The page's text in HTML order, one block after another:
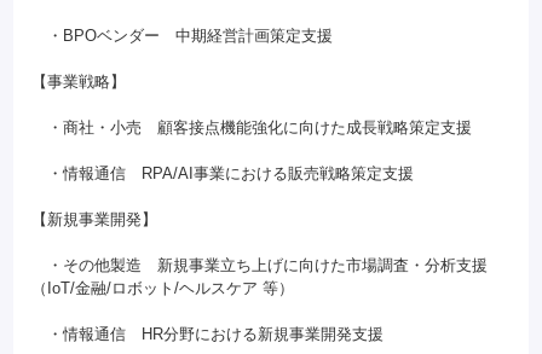
・BPOベンダー 中期経営計画策定支援
【事業戦略】
・商社・小売 顧客接点機能強化に向けた成長戦略策定支援
・情報通信 RPA/AI事業における販売戦略策定支援
【新規事業開発】
・その他製造 新規事業立ち上げに向けた市場調査・分析支援
（IoT/金融/ロボット/ヘルスケア 等）
・情報通信 HR分野における新規事業開発支援